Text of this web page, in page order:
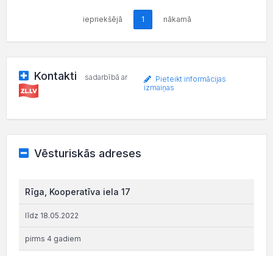
iepriekšējā 1 nākamā
Kontakti sadarbībā ar
Pieteikt informācijas
izmaiņas
Vēsturiskās adreses
Rīga, Kooperatīva iela 17
līdz 18.05.2022
pirms 4 gadiem